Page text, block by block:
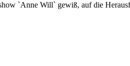
`Anne Will` gewiß, auf die